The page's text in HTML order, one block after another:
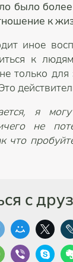
было
к
иное
к
только
я могу
не
что
с